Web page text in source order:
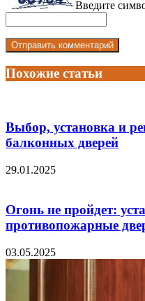
Введите
Похожие статьи
Выбор, установка и
балконных дверей
29.01.2025
Огонь не пройдет:
противопожарные
03.05.2025